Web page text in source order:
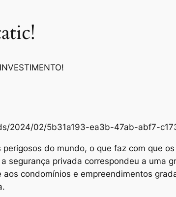
2024/02/5b31a193-ea3b-47ab-abf7-
do mundo, o que faz com que
segurança privada correspondeu a uma
condomínios e empreendimentos